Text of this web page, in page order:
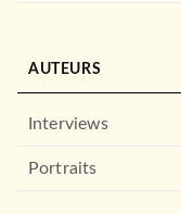
AUTEURS
Interviews
Portraits